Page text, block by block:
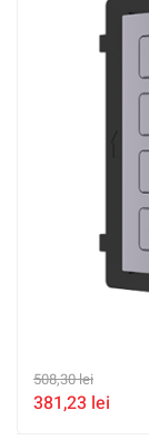
508,30lei
381,23 lei